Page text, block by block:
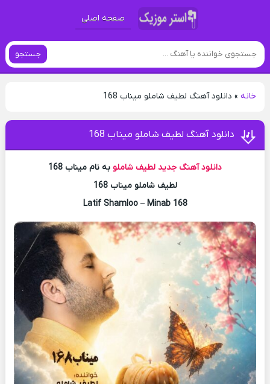
صفحه اصلی
جستجو
خانه» دانلود آهنگ لطیف شاملو میناب 168
دانلود آهنگ لطیف شاملو میناب 168
دانلود آهنگ جدید لطیف شاملو به نام میناب 168
لطیف شاملو میناب 168
Latif Shamloo – Minab 168